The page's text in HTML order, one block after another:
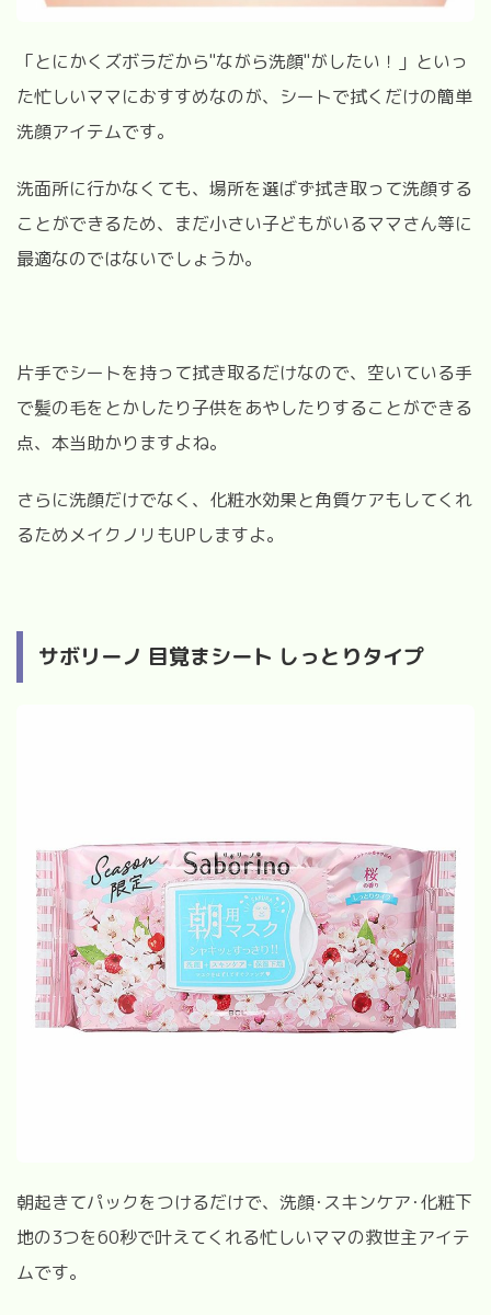
「とにかくズボラだから"ながら洗顔"がしたい！」といっ
た忙しいママにおすすめなのが、シートで拭くだけの簡単
洗顔アイテムです。
洗面所に行かなくても、場所を選ばず拭き取って洗顔する
ことができるため、まだ小さい子どもがいるママさん等に
最適なのではないでしょうか。
片手でシートを持って拭き取るだけなので、空いている手
で髪の毛をとかしたり子供をあやしたりすることができる
点、本当助かりますよね。
さらに洗顔だけでなく、化粧水効果と角質ケアもしてくれ
るためメイクノリもUPしますよ。
サボリーノ 目覚まシート しっとりタイプ
朝起きてパックをつけるだけで、洗顔･スキンケア･化粧下
地の3つを60秒で叶えてくれる忙しいママの救世主アイテ
ムです。